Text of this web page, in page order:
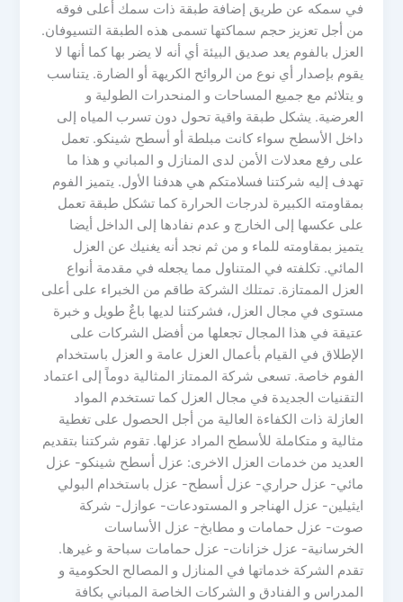
في سمكه عن طريق إضافة طبقة ذات سمك أعلى فوقه
من أجل تعزيز حجم سماكتها تسمى هذه الطبقة التسيوفان.
العزل بالفوم يعد صديق البيئة أي أنه لا يضر بها كما أنها لا
يقوم بإصدار أي نوع من الروائح الكريهة أو الضارة. يتناسب
و يتلائم مع جميع المساحات و المنحدرات الطولية و
العرضية. يشكل طبقة واقية تحول دون تسرب المياه إلى
داخل الأسطح سواء كانت مبلطة أو أسطح شينكو. تعمل
على رفع معدلات الأمن لدى المنازل و المباني و هذا ما
تهدف إليه شركتنا فسلامتكم هي هدفنا الأول. يتميز الفوم
بمقاومته الكبيرة لدرجات الحرارة كما تشكل طبقة تعمل
على عكسها إلى الخارج و عدم نفادها إلى الداخل أيضا
يتميز بمقاومته للماء و من ثم نجد أنه يغنيك عن العزل
المائي. تكلفته في المتناول مما يجعله في مقدمة أنواع
العزل الممتازة. تمتلك الشركة طاقم من الخبراء على أعلى
مستوى في مجال العزل، فشركتنا لديها باعٌ طويل و خبرة
عتيقة في هذا المجال تجعلها من أفضل الشركات على
الإطلاق في القيام بأعمال العزل عامة و العزل باستخدام
الفوم خاصة. تسعى شركة الممتاز المثالية دوماً إلى اعتماد
التقنيات الجديدة في مجال العزل كما تستخدم المواد
العازلة ذات الكفاءة العالية من أجل الحصول على تغطية
مثالية و متكاملة للأسطح المراد عزلها. تقوم شركتنا بتقديم
العديد من خدمات العزل الاخرى: عزل أسطح شينكو- عزل
مائي- عزل حراري- عزل أسطح- عزل باستخدام البولي
ايثيلين- عزل الهناجر و المستودعات- عوازل- شركة
صوت- عزل حمامات و مطابخ- عزل الأساسات
الخرسانية- عزل خزانات- عزل حمامات سباحة و غيرها.
تقدم الشركة خدماتها في المنازل و المصالح الحكومية و
المدراس و الفنادق و الشركات الخاصة المباني بكافة